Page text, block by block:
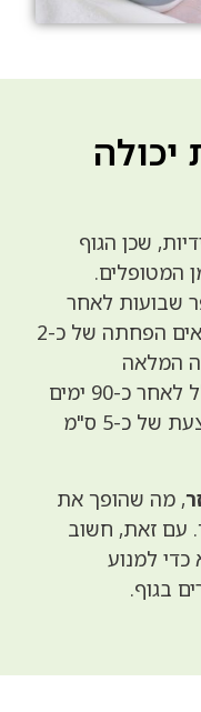
שכן הגוף
המטופלים.
שבועות לאחר
הטיפול הראשון, כאשר מחקרים מראים הפחתה של כ-2
המלאה
והמרשימה ביותר תתקבל בדרך כלל לאחר כ-90 ימים
(שלושה חודשים), עם הפחתה ממוצעת של כ-5 ס"מ
, מה שהופך את
עם זאת, חשוב
למנוע
בגוף.